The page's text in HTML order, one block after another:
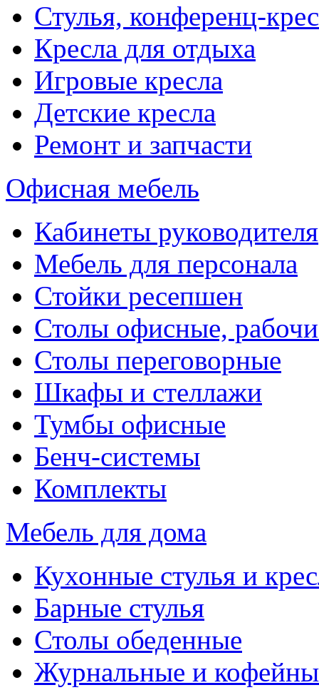
Стулья, конференц-
Кресла для отдыха
Игровые кресла
Детские кресла
Ремонт и запчасти
Офисная мебель
Кабинеты руководителя
Мебель для персонала
Стойки ресепшен
Столы офисные,
Столы переговорные
Шкафы и стеллажи
Тумбы офисные
Бенч-системы
Комплекты
Мебель для дома
Кухонные стулья и
Барные стулья
Столы обеденные
Журнальные и